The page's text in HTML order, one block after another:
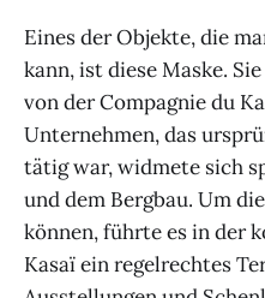
Eines der Objekte, die
kann, ist diese Maske.
von der Compagnie du
Unternehmen, das
tätig war, widmete sich
und dem Bergbau. Um
können, führte es in der
Kasaï ein regelrechtes